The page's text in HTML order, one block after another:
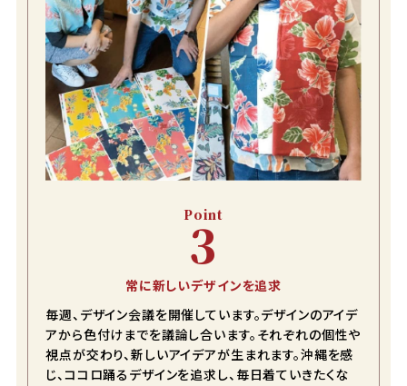
Point
3
常に新しいデザインを追求
毎週、デザイン会議を開催しています。デザインのアイデ
アから色付けまでを議論し合います。それぞれの個性や
視点が交わり、新しいアイデアが生まれます。沖縄を感
じ、ココロ踊るデザインを追求し、毎日着ていきたくな